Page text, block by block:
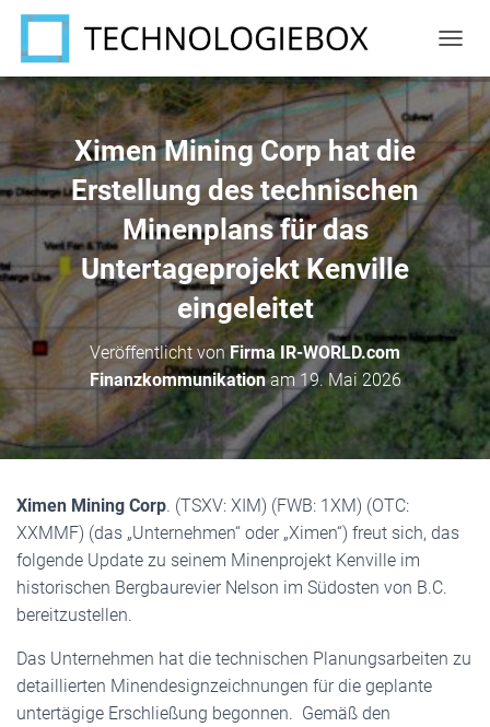
A
I
G
A
T
I
N
U
C
H
L
T
E
N
Ximen Mining Corp hat die
Erstellung des technischen
Minenplans für das
Untertageprojekt Kenville
eingeleitet
Veröffentlicht von Firma IR-WORLD.com
Finanzkommunikationam19. Mai 2026
Ximen Mining Corp. (TSXV: XIM) (FWB: 1XM) (OTC:
XXMMF) (das „Unternehmen“ oder „Ximen“) freut sich, das
folgende Update zu seinem Minenprojekt Kenville im
historischen Bergbaurevier Nelson im Südosten von B.C.
bereitzustellen.
Das Unternehmen hat die technischen Planungsarbeiten zu
detaillierten Minendesignzeichnungen für die geplante
untertägige Erschließung begonnen. Gemäß den